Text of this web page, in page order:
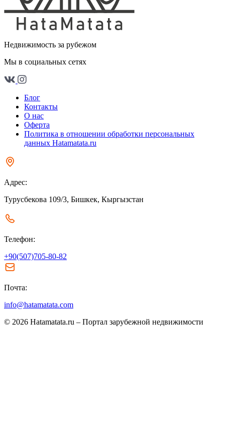
Недвижимость за рубежом
Мы в социальных сетях
Блог
Контакты
О нас
Оферта
Политика в отношении обработки персональных
данных Hatamatata.ru
Адрес:
Турусбекова 109/3, Бишкек, Кыргызстан
Телефон:
+90(507)705-80-82
Почта:
info@hatamatata.com
© 2026 Hatamatata.ru – Портал зарубежной недвижимости